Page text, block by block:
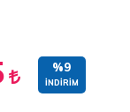
%9
İNDIRIM